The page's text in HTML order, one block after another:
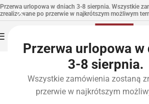
Przerwa urlopowa w
3-8 sierpnia.
Wszystkie zamówienia zostaną
przerwie w najkrótszym
Przerwa urlopowa w dniach 3-8 sierpnia. Wszystkie
zrealizowane po przerwie w najkrótszym możliwym